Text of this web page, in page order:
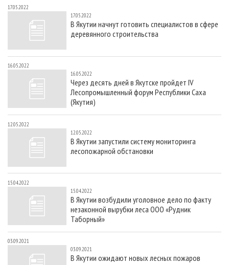
17.05.2022
17.05.2022
В Якутии начнут готовить специалистов в сфере
деревянного строительства
16.05.2022
16.05.2022
Через десять дней в Якутске пройдет IV
Лесопромышленный форум Республики Саха
(Якутия)
12.05.2022
12.05.2022
В Якутии запустили систему мониторинга
лесопожарной обстановки
15.04.2022
15.04.2022
В Якутии возбудили уголовное дело по факту
незаконной вырубки леса ООО «Рудник
Таборный»
03.09.2021
03.09.2021
В Якутии ожидают новых лесных пожаров